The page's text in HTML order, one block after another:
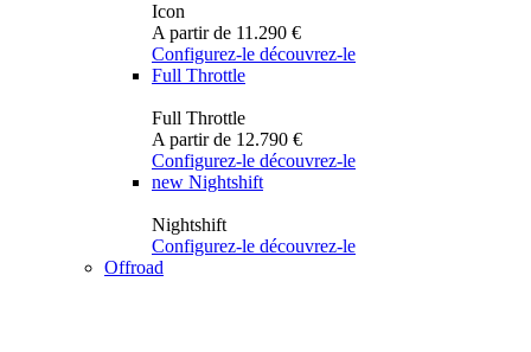
Icon
A partir de 11.290 €
Configurez-le découvrez-le
Full Throttle
Full Throttle
A partir de 12.790 €
Configurez-le découvrez-le
new Nightshift
Nightshift
Configurez-le découvrez-le
Offroad